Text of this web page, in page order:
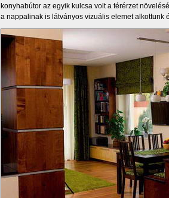
konyhabútor az egyik kulcsa volt a térérzet
a nappalinak is látványos vizuális elemet alkottunk